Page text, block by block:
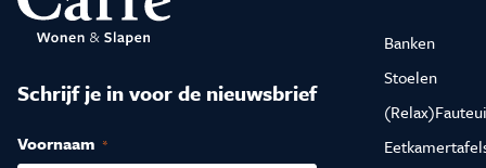
Schrijf je in voor de nieuwsbrief
Voornaam (Vereist)
Banken
Stoelen